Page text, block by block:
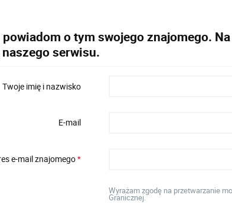
o tym swojego znajomego.
serwisu.
Twoje imię i nazwisko
E-mail
e-mail znajomego*
Wyrażam zgodę na przetwarzanie
Granicznej.